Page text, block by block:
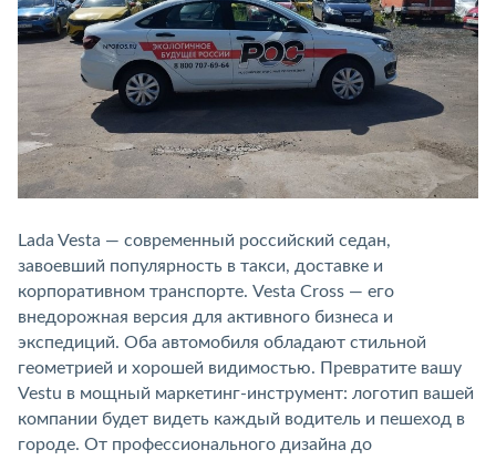
Lada Vesta — современный российский седан,
завоевший популярность в такси, доставке и
корпоративном транспорте. Vesta Cross — его
внедорожная версия для активного бизнеса и
экспедиций. Оба автомобиля обладают стильной
геометрией и хорошей видимостью. Превратите вашу
Vestu в мощный маркетинг-инструмент: логотип вашей
компании будет видеть каждый водитель и пешеход в
городе. От профессионального дизайна до